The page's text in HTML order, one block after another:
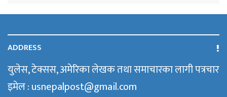
ADDRESS
युलेस, टेक्सस, अमेरिका लेखक तथा समाचारका लागी पत्रचार
इमेल : usnepalpost@gmail.com